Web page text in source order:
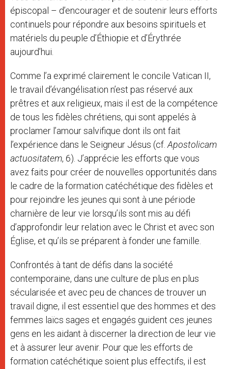
épiscopal – d’encourager et de soutenir leurs efforts
continuels pour répondre aux besoins spirituels et
matériels du peuple d’Éthiopie et d’Érythrée
aujourd’hui.
Comme l’a exprimé clairement le concile Vatican II,
le travail d’évangélisation n’est pas réservé aux
prêtres et aux religieux, mais il est de la compétence
de tous les fidèles chrétiens, qui sont appelés à
proclamer l’amour salvifique dont ils ont fait
l’expérience dans le Seigneur Jésus (cf. Apostolicam
actuositatem, 6). J’apprécie les efforts que vous
avez faits pour créer de nouvelles opportunités dans
le cadre de la formation catéchétique des fidèles et
pour rejoindre les jeunes qui sont à une période
charnière de leur vie lorsqu’ils sont mis au défi
d’approfondir leur relation avec le Christ et avec son
Église, et qu’ils se préparent à fonder une famille.
Confrontés à tant de défis dans la société
contemporaine, dans une culture de plus en plus
sécularisée et avec peu de chances de trouver un
travail digne, il est essentiel que des hommes et des
femmes laïcs sages et engagés guident ces jeunes
gens en les aidant à discerner la direction de leur vie
et à assurer leur avenir. Pour que les efforts de
formation catéchétique soient plus effectifs, il est